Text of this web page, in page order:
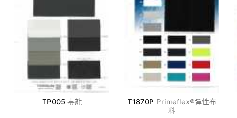
TP005 毒龍 T1870P Primeflex®彈性布
料